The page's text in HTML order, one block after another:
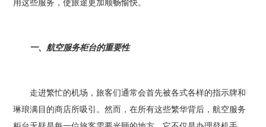
用这些服务，使旅途更加顺畅愉快。
一、航空服务柜台的重要性
走进繁忙的机场，旅客们通常会首先被各式各样的指示牌和
琳琅满目的商店所吸引。然而，在所有这些繁华背后，航空服务